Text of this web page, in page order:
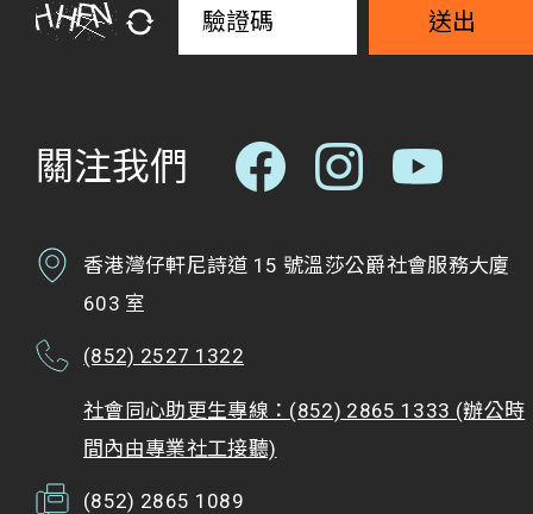
送出
關注我們
香港灣仔軒尼詩道 15 號溫莎公爵社會服務大廈
603 室
(852) 2527 1322
社會同心助更生專線：(852) 2865 1333 (辦公時
間內由專業社工接聽)
(852) 2865 1089